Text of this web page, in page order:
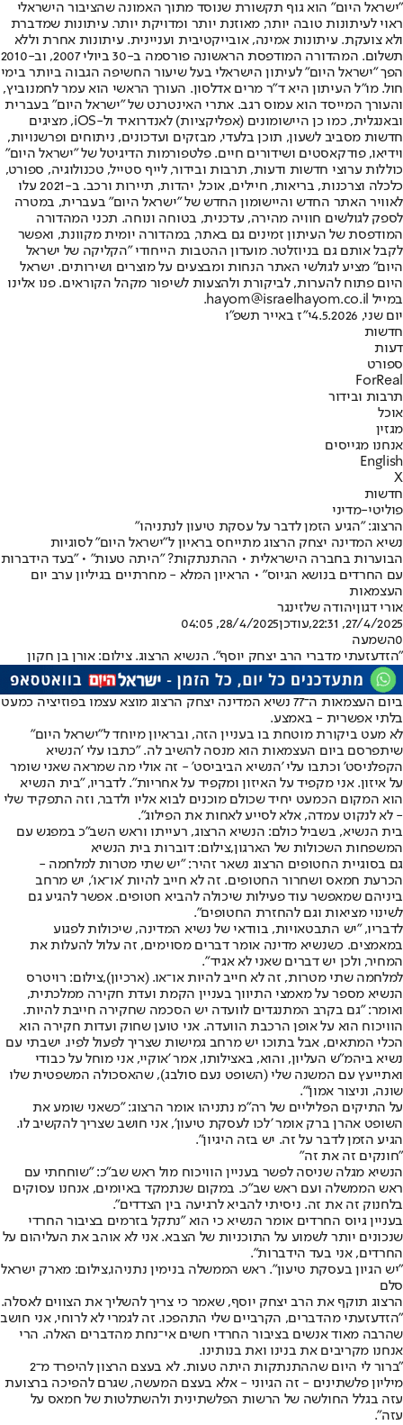
"ישראל היום" הוא גוף תקשורת שנוסד מתוך האמונה שהציבור הישראלי
ראוי לעיתונות טובה יותר, מאוזנת יותר ומדויקת יותר. עיתונות שמדברת
ולא צועקת. עיתונות אמינה, אובייקטיבית ועניינית. עיתונות אחרת וללא
תשלום. המהדורה המודפסת הראשונה פורסמה ב-30 ביולי 2007, וב-2010
הפך "ישראל היום" לעיתון הישראלי בעל שיעור החשיפה הגבוה ביותר בימי
חול. מו"ל העיתון היא ד"ר מרים אדלסון. העורך הראשי הוא עמר לחמנוביץ,
והעורך המייסד הוא עמוס רגב. אתרי האינטרנט של "ישראל היום" בעברית
ובאנגלית, כמו כן היישומונים (אפליקציות) לאנדרואיד ול-iOS, מציגים
חדשות מסביב לשעון, תוכן בלעדי, מבזקים ועדכונים, ניתוחים ופרשנויות,
וידיאו, פודקאסטים ושידורים חיים. פלטפורמות הדיגיטל של "ישראל היום"
כוללות ערוצי חדשות ודעות, תרבות ובידור, לייף סטייל, טכנולוגיה, ספורט,
כלכלה וצרכנות, בריאות, חיילים, אוכל, יהדות, תיירות ורכב. ב-2021 עלו
לאוויר האתר החדש והיישומון החדש של "ישראל היום" בעברית, במטרה
לספק לגולשים חוויה מהירה, עדכנית, בטוחה ונוחה. תכני המהדורה
המודפסת של העיתון זמינים גם באתר, במהדורה יומית מקוונת, ואפשר
לקבל אותם גם בניוזלטר. מועדון ההטבות הייחודי "הקליקה של ישראל
היום" מציע לגולשי האתר הנחות ומבצעים על מוצרים ושירותים. ישראל
היום פתוח להערות, לביקורת ולהצעות לשיפור מקהל הקוראים. פנו אלינו
במייל hayom@israelhayom.co.il.
יום שני, 4.5.2026
י"ז באייר תשפ"ו
חדשות
דעות
ספורט
ForReal
תרבות ובידור
אוכל
מגזין
אנחנו מגייסים
English
X
חדשות
פוליטי-מדיני
הרצוג: "הגיע הזמן לדבר על עסקת טיעון לנתניהו"
נשיא המדינה יצחק הרצוג מתייחס בראיון ל"ישראל היום" לסוגיות
הבוערות בחברה הישראלית • ההתנתקות? "היתה טעות" • "בעד הידברות
עם החרדים בנושא הגיוס" • הראיון המלא - מחרתיים בגיליון ערב יום
העצמאות
אורי דגוןיהודה שלזינגר
27/4/2025, 22:31
,עודכן28/4/2025, 04:05
0השמעה
"הזדעזעתי מדברי הרב יצחק יוסף". הנשיא הרצוג. צילום: אורן בן חקון
ביום העצמאות ה־77 נשיא המדינה יצחק הרצוג מוצא עצמו בפוזיציה כמעט
בלתי אפשרית - באמצע.
לא מעט ביקורת מוטחת בו בעניין הזה, ובראיון מיוחד ל"ישראל היום"
שיתפרסם ביום העצמאות הוא מנסה להשיב לה. "כתבו עלי 'הנשיא
הקפלניסט' וכתבו עלי 'הנשיא הביביסט' - זה אולי מה שמראה שאני שומר
על איזון. אני מקפיד על האיזון ומקפיד על אחריות". לדבריו, "בית הנשיא
הוא המקום הכמעט יחיד שכולם מוכנים לבוא אליו ולדבר, וזה התפקיד שלי
- לא לנקוט עמדה, אלא לסייע לאחות את הפילוג".
בית הנשיא, בשביל כולם: הנשיא הרצוג, רעייתו וראש השב"כ במפגש עם
המשפחות השכולות של הארגון,צילום: דוברות בית הנשיא
גם בסוגיית החטופים הרצוג נשאר זהיר: "יש שתי מטרות למלחמה -
הכרעת חמאס ושחרור החטופים. זה לא חייב להיות 'או־או', יש מרחב
ביניהם שמאפשר עוד פעילות שיכולה להביא חטופים. אפשר להגיע גם
לשינוי מציאות וגם להחזרת החטופים".
לדבריו, "יש התבטאויות, בוודאי של נשיא המדינה, שיכולות לפגוע
במאמצים. כשנשיא מדינה אומר דברים מסוימים, זה עלול להעלות את
המחיר, ולכן יש דברים שאני לא אגיד".
למלחמה שתי מטרות, זה לא חייב להיות או־או. (ארכיון),צילום: רויטרס
הנשיא מספר על מאמצי התיווך בעניין הקמת ועדת חקירה ממלכתית,
ואומר: "גם בקרב המתנגדים לוועדה יש הסכמה שחקירה חייבת להיות.
הוויכוח הוא על אופן הרכבת הוועדה. אני טוען שחוק ועדות חקירה הוא
הכלי המתאים, אבל בתוכו יש מרחב גמישות שצריך לפעול לפיו. ישבתי עם
נשיא ביהמ"ש העליון, והוא, באצילותו, אמר 'אוקיי, אני מוחל על כבודי
ואתייעץ עם המשנה שלי (השופט נעם סולבג), שהאסכולה המשפטית שלו
שונה, וניצור אמון'".
על התיקים הפליליים של רה"מ נתניהו אומר הרצוג: "כשאני שומע את
השופט אהרן ברק אומר 'לכו לעסקת טיעון', אני חושב שצריך להקשיב לו.
הגיע הזמן לדבר על זה. יש בזה היגיון".
"חונקים זה את זה"
הנשיא מגלה שניסה לפשר בעניין הוויכוח מול ראש שב"כ: "שוחחתי עם
ראש הממשלה ועם ראש שב"כ. במקום שנתמקד באיומים, אנחנו עסוקים
בלחנוק זה את זה. ניסיתי להביא לרגיעה בין הצדדים".
בעניין גיוס החרדים אומר הנשיא כי הוא "נתקל בזרמים בציבור החרדי
שנכונים יותר לשמוע על התוכניות של הצבא. אני לא אוהב את העליהום על
החרדים, אני בעד הידברות".
"יש הגיון בעסקת טיעון". ראש הממשלה בנימין נתניהו,צילום: מארק ישראל
סלם
הרצוג תוקף את הרב יצחק יוסף, שאמר כי צריך להשליך את הצווים לאסלה.
"הזדעזעתי מהדברים, הקרביים שלי התהפכו. זה לגמרי לא לרוחי, אני חושב
שהרבה מאוד אנשים בציבור החרדי חשים אי־נחת מהדברים האלה. הרי
אנחנו מקריבים את בנינו ואת בנותינו.
"ברור לי היום שההתנתקות היתה טעות. לא בעצם הרצון להיפרד מ־2
מיליון פלשתינים - זה הגיוני - אלא בעצם המעשה, שגרם להפיכה ברצועת
עזה בגלל החולשה של הרשות הפלשתינית ולהשתלטות של חמאס על
עזה".